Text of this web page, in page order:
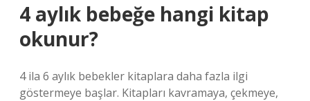
4 aylık bebeğe hangi kitap
okunur?
4 ila 6 aylık bebekler kitaplara daha fazla ilgi
göstermeye başlar. Kitapları kavramaya, çekmeye,